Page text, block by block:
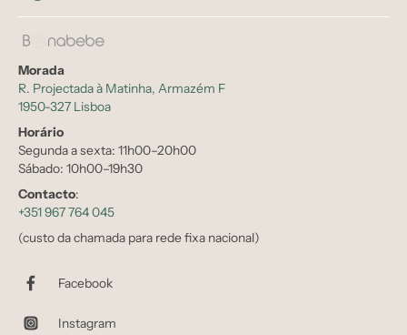
Morada
R. Projectada à Matinha, Armazém F
1950-327 Lisboa
Horário
Segunda a sexta: 11h00–20h00
Sábado: 10h00–19h30
Contacto:
+351 967 764 045
(custo da chamada para rede fixa nacional)
Facebook
Instagram